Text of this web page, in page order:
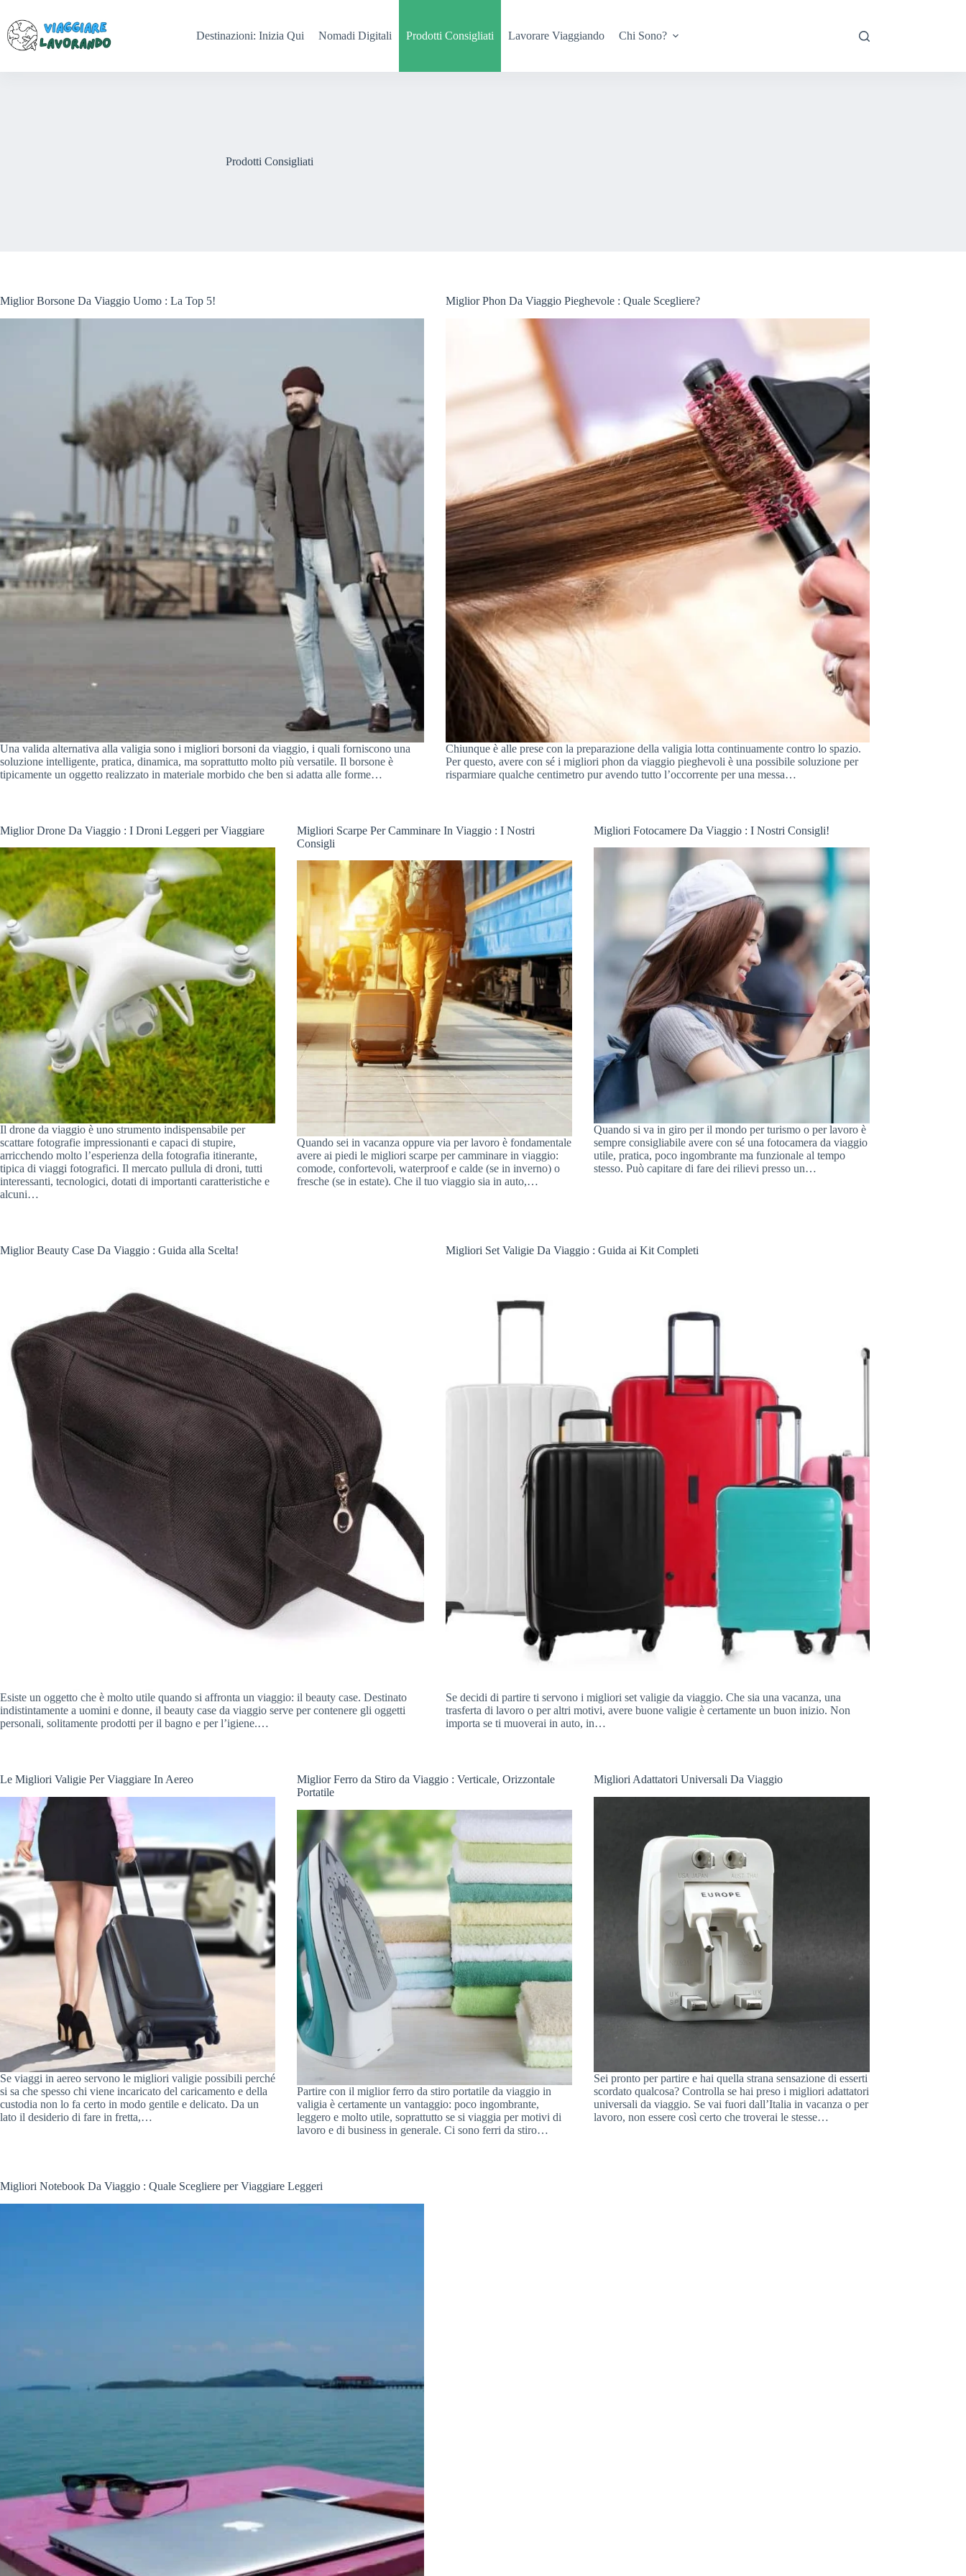
contenuto
Destinazioni: Inizia Qui Nomadi Digitali Prodotti Consigliati Lavorare Viaggiando Chi Sono?
Prodotti Consigliati
Miglior Borsone Da Viaggio Uomo : La Top 5!
Una valida alternativa alla valigia sono i migliori borsoni da viaggio, i quali forniscono una
soluzione intelligente, pratica, dinamica, ma soprattutto molto più versatile. Il borsone è
tipicamente un oggetto realizzato in materiale morbido che ben si adatta alle forme…
Miglior Phon Da Viaggio Pieghevole : Quale Scegliere?
Chiunque è alle prese con la preparazione della valigia lotta continuamente contro lo spazio.
Per questo, avere con sé i migliori phon da viaggio pieghevoli è una possibile soluzione per
risparmiare qualche centimetro pur avendo tutto l’occorrente per una messa…
Miglior Drone Da Viaggio : I Droni Leggeri per Viaggiare
Il drone da viaggio è uno strumento indispensabile per
scattare fotografie impressionanti e capaci di stupire,
arricchendo molto l’esperienza della fotografia itinerante,
tipica di viaggi fotografici. Il mercato pullula di droni, tutti
interessanti, tecnologici, dotati di importanti caratteristiche e
alcuni…
Migliori Scarpe Per Camminare In Viaggio : I Nostri
Consigli
Quando sei in vacanza oppure via per lavoro è fondamentale
avere ai piedi le migliori scarpe per camminare in viaggio:
comode, confortevoli, waterproof e calde (se in inverno) o
fresche (se in estate). Che il tuo viaggio sia in auto,…
Migliori Fotocamere Da Viaggio : I Nostri Consigli!
Quando si va in giro per il mondo per turismo o per lavoro è
sempre consigliabile avere con sé una fotocamera da viaggio
utile, pratica, poco ingombrante ma funzionale al tempo
stesso. Può capitare di fare dei rilievi presso un…
Miglior Beauty Case Da Viaggio : Guida alla Scelta!
Esiste un oggetto che è molto utile quando si affronta un viaggio: il beauty case. Destinato
indistintamente a uomini e donne, il beauty case da viaggio serve per contenere gli oggetti
personali, solitamente prodotti per il bagno e per l’igiene.…
Migliori Set Valigie Da Viaggio : Guida ai Kit Completi
Se decidi di partire ti servono i migliori set valigie da viaggio. Che sia una vacanza, una
trasferta di lavoro o per altri motivi, avere buone valigie è certamente un buon inizio. Non
importa se ti muoverai in auto, in…
Le Migliori Valigie Per Viaggiare In Aereo
Se viaggi in aereo servono le migliori valigie possibili perché
si sa che spesso chi viene incaricato del caricamento e della
custodia non lo fa certo in modo gentile e delicato. Da un
lato il desiderio di fare in fretta,…
Miglior Ferro da Stiro da Viaggio : Verticale, Orizzontale
Portatile
Partire con il miglior ferro da stiro portatile da viaggio in
valigia è certamente un vantaggio: poco ingombrante,
leggero e molto utile, soprattutto se si viaggia per motivi di
lavoro e di business in generale. Ci sono ferri da stiro…
Migliori Adattatori Universali Da Viaggio
Sei pronto per partire e hai quella strana sensazione di esserti
scordato qualcosa? Controlla se hai preso i migliori adattatori
universali da viaggio. Se vai fuori dall’Italia in vacanza o per
lavoro, non essere così certo che troverai le stesse…
Migliori Notebook Da Viaggio : Quale Scegliere per Viaggiare Leggeri